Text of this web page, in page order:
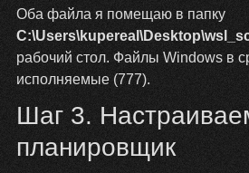
Оба файла я помещаю в папку
рабочий стол. Файлы Windows в
исполняемые (777).
Шаг 3.
планировщик